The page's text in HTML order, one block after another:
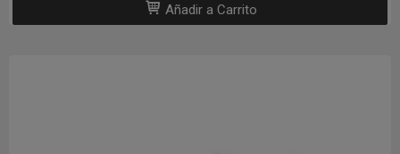
Añadir a Carrito